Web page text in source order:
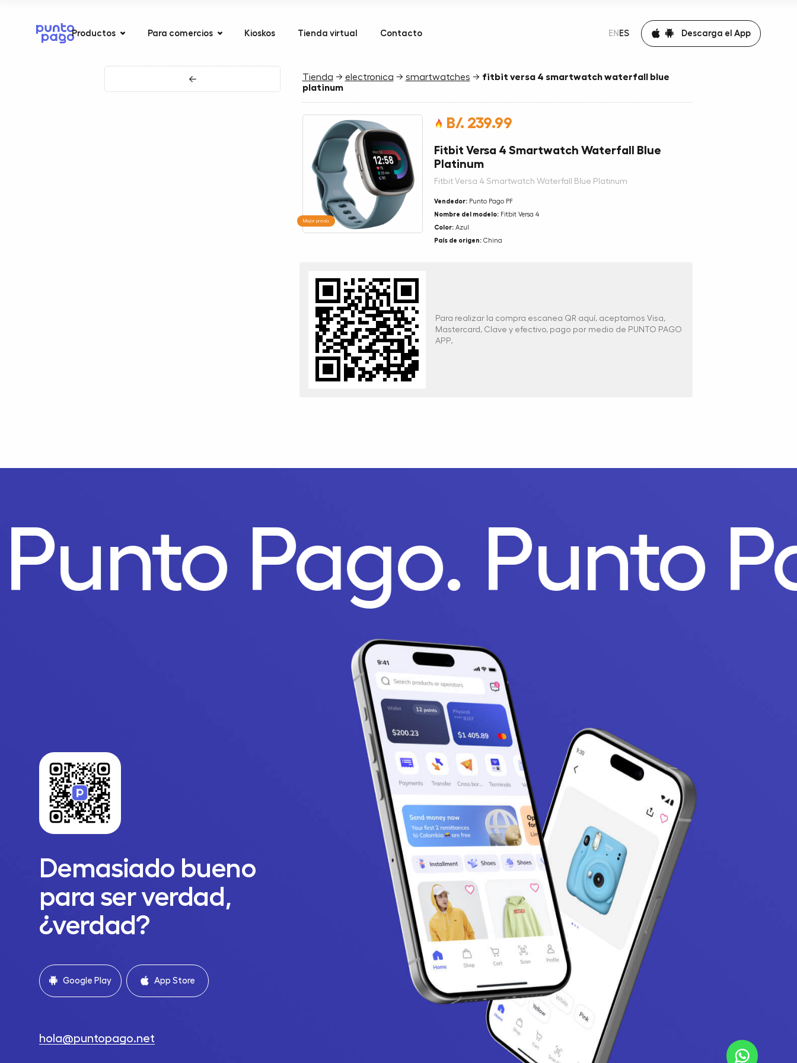
Productos Para comercios Kioskos Tienda virtual Contacto EN ES Descarga el App
← Tienda → electronica → smartwatches → fitbit versa 4 smartwatch waterfall blue
platinum
Mejor precio
B/. 239.99
Fitbit Versa 4 Smartwatch Waterfall Blue
Platinum
Fitbit Versa 4 Smartwatch Waterfall Blue Platinum
Vendedor:Punto Pago PF
Nombre del modelo:Fitbit Versa 4
Color:Azul
País de origen:China
Para realizar la compra escanea QR aquí, aceptamos Visa,
Mastercard, Clave y efectivo, pago por medio de PUNTO PAGO
APP.
Punto Pago. Punto
Demasiado bueno
para ser verdad,
¿verdad?
Google Play App Store
hola@puntopago.net